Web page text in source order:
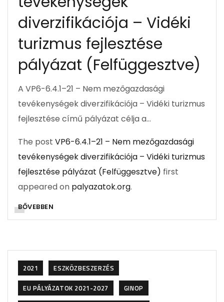
diverzifikációja – Vidéki
turizmus fejlesztése
pályázat (Felfüggesztve)
A VP6-6.4.1–21 – Nem mezőgazdasági
tevékenységek diverzifikációja – Vidéki turizmus
fejlesztése című pályázat célja a…
The post VP6-6.4.1–21 – Nem mezőgazdasági
tevékenységek diverzifikációja – Vidéki turizmus
fejlesztése pályázat (Felfüggesztve) first
appeared on palyazatok.org.
BŐVEBBEN
2021
ESZKÖZBESZERZÉS
EU PÁLYÁZATOK 2021-2027
GINOP